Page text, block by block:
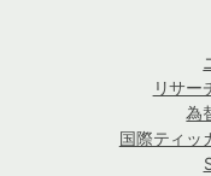
リサー
為
国際ティッ